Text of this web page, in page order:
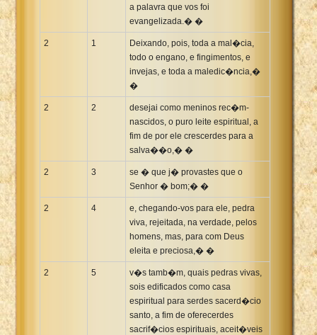
a palavra que vos foi
evangelizada.� �
2 1
Deixando, pois, toda a mal�cia,
todo o engano, e fingimentos, e
invejas, e toda a maledic�ncia,�
�
2 2
desejai como meninos rec�m-
nascidos, o puro leite espiritual, a
fim de por ele crescerdes para a
salva��o,� �
2 3
se � que j� provastes que o
Senhor � bom;� �
2 4
e, chegando-vos para ele, pedra
viva, rejeitada, na verdade, pelos
homens, mas, para com Deus
eleita e preciosa,� �
2 5
v�s tamb�m, quais pedras vivas,
sois edificados como casa
espiritual para serdes sacerd�cio
santo, a fim de oferecerdes
sacrif�cios espirituais, aceit�veis